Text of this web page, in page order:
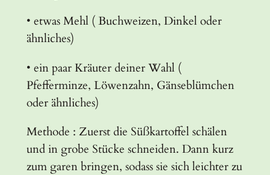
• etwas Mehl ( Buchweizen, Dinkel oder
ähnliches)
• ein paar Kräuter deiner Wahl (
Pfefferminze, Löwenzahn, Gänseblümchen
oder ähnliches)
Methode : Zuerst die Süßkartoffel schälen
und in grobe Stücke schneiden. Dann kurz
zum garen bringen, sodass sie sich leichter zu